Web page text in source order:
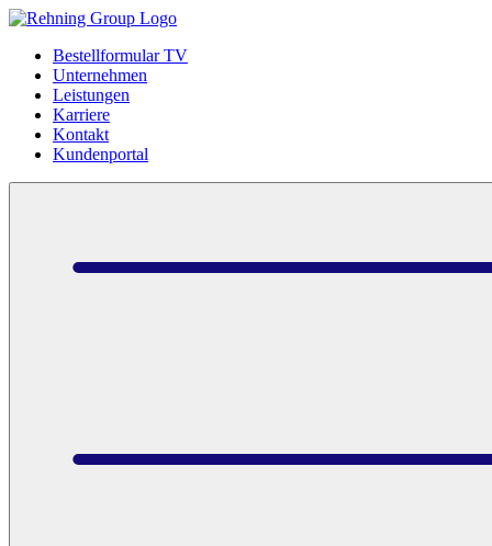
Bestellformular TV
Unternehmen
Leistungen
Karriere
Kontakt
Kundenportal